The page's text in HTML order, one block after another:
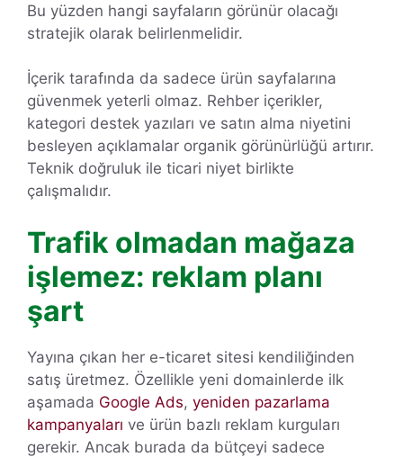
Bu yüzden hangi sayfaların görünür olacağı
stratejik olarak belirlenmelidir.
İçerik tarafında da sadece ürün sayfalarına
güvenmek yeterli olmaz. Rehber içerikler,
kategori destek yazıları ve satın alma niyetini
besleyen açıklamalar organik görünürlüğü artırır.
Teknik doğruluk ile ticari niyet birlikte
çalışmalıdır.
Trafik olmadan mağaza
işlemez: reklam planı
şart
Yayına çıkan her e-ticaret sitesi kendiliğinden
satış üretmez. Özellikle yeni domainlerde ilk
aşamada Google Ads, yeniden pazarlama
kampanyaları ve ürün bazlı reklam kurguları
gerekir. Ancak burada da bütçeyi sadece